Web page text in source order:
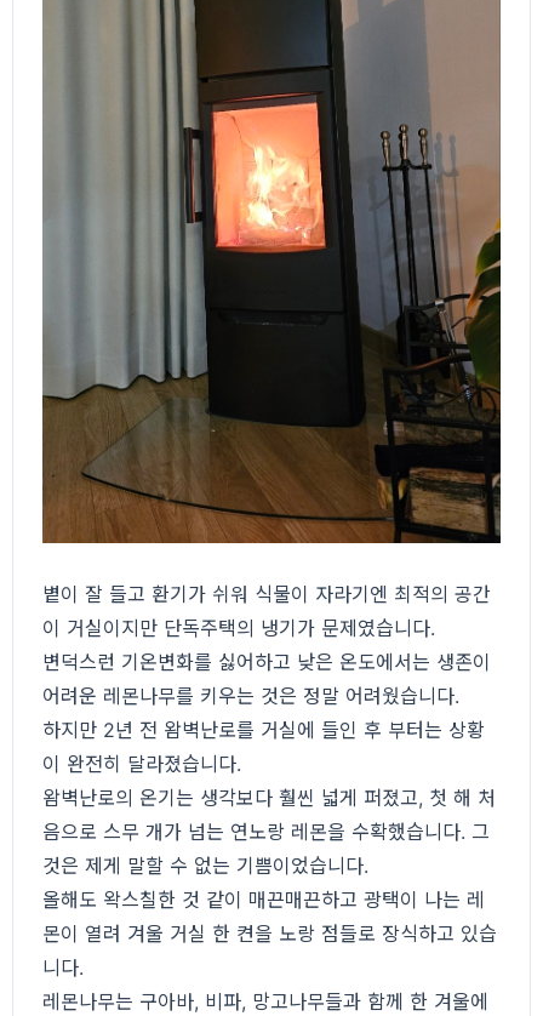
볕이 잘 들고 환기가 쉬워 식물이 자라기엔 최적의 공간
이 거실이지만 단독주택의 냉기가 문제였습니다.
변덕스런 기온변화를 싫어하고 낮은 온도에서는 생존이
어려운 레몬나무를 키우는 것은 정말 어려웠습니다.
하지만 2년 전 왐벽난로를 거실에 들인 후 부터는 상황
이 완전히 달라졌습니다.
왐벽난로의 온기는 생각보다 훨씬 넓게 퍼졌고, 첫 해 처
음으로 스무 개가 넘는 연노랑 레몬을 수확했습니다. 그
것은 제게 말할 수 없는 기쁨이었습니다.
올해도 왁스칠한 것 같이 매끈매끈하고 광택이 나는 레
몬이 열려 겨울 거실 한 켠을 노랑 점들로 장식하고 있습
니다.
레몬나무는 구아바, 비파, 망고나무들과 함께 한 겨울에